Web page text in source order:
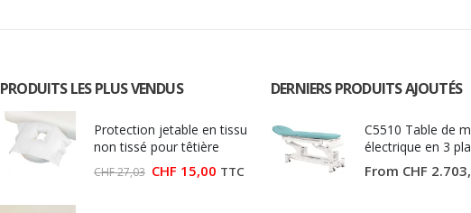
PRODUITS LES PLUS VENDUS
Protection jetable en tissu
non tissé pour têtière
CHF27,03 Le
CHF 15,00Le
TTC
DERNIERS PRODUITS AJOUTÉS
C5510 Table de
électrique en 3
Ecopostural
From CHF